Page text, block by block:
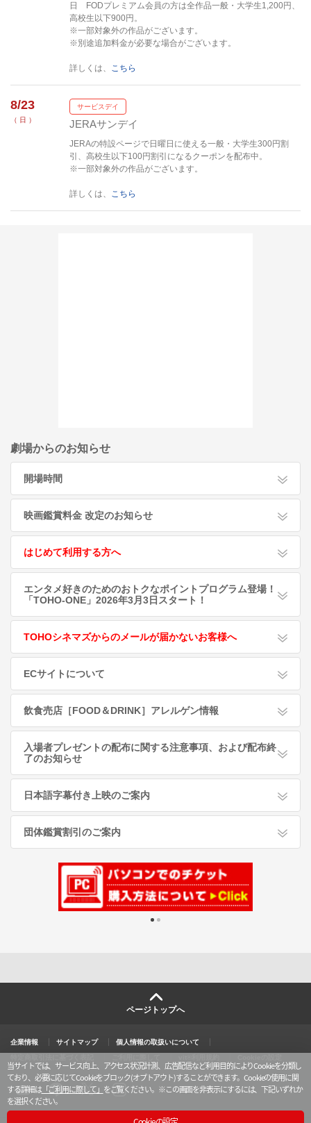
日 FODプレミアム会員の方は全作品一般・大学生1,200円、
高校生以下900円。
※一部対象外の作品がございます。
※別途追加料金が必要な場合がございます。
詳しくは、 こちら
8/23
（ 日 ）
サービスデイ
JERAサンデイ
JERAの特設ページで日曜日に使える一般・大学生300円割
引、高校生以下100円割引になるクーポンを配布中。
※一部対象外の作品がございます。
詳しくは、 こちら
劇場からのお知らせ
開場時間
映画鑑賞料金 改定のお知らせ
はじめて利用する方へ
エンタメ好きのためのおトクなポイントプログラム登場！
「TOHO-ONE」2026年3月3日スタート！
TOHOシネマズからのメールが届かないお客様へ
ECサイトについて
飲食売店［FOOD＆DRINK］アレルゲン情報
入場者プレゼントの配布に関する注意事項、および配布終
了のお知らせ
日本語字幕付き上映のご案内
団体鑑賞割引のご案内
ページトップへ
企業情報 サイトマップ
個人情報の取扱いについて
y
l
当サイトでは、サービス向上、アクセス状況計測、広告配信など利用目的によりCookieを分類し
ており、必要に応じてCookieをブロック(オプトアウト)することができます。Cookieの使用に関
する詳細は「ご利用に際して」 をご覧ください。 ※この画面を非表示にするには、下記いずれか
を選択ください。